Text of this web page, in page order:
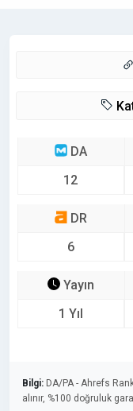
DA
12
DR
6
Yayın
1 Yıl
Bilgi: DA/PA - Ahrefs
alınır, %100 doğruluk